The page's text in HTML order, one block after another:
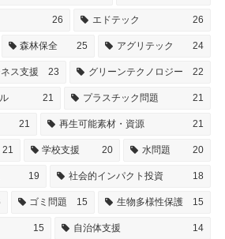
26 エドテック 26
森林保全 25 アグリテック 24
ス支援 23 グリーンテクノロジー 22
21 プラスチック問題 21
21 再生可能素材・資源 21
21 学校支援 20 水問題 20
19 社会的インパクト投資 18
ゴミ問題 15 生物多様性保護 15
15 自治体支援 14